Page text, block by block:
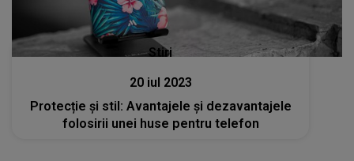
Stiri
20 iul 2023
Protecție și stil: Avantajele și dezavantajele
folosirii unei huse pentru telefon